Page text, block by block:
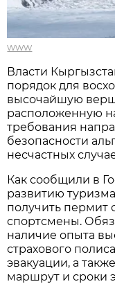
www
Власти
порядок для
высочайшую
расположенную
требования
безопасности
несчастных
Как сообщили в
развитию
получить пермит
спортсмены.
наличие опыта
страхового
эвакуации, а
маршрут и сроки